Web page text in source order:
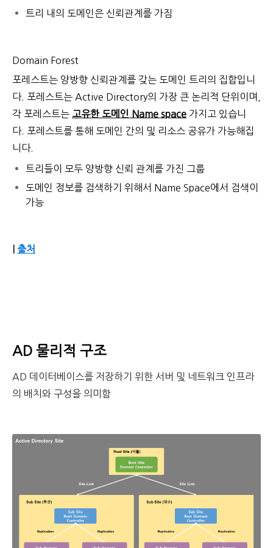
트리 내의 도메인은 신뢰관계를 가짐
Domain Forest
포레스트는 양방향 신뢰관계를 갖는 도메인 트리의 집합입니
다.
포레스트는 Active Directory의 가장 큰 논리적 단위이며,
각 포레스트는 고유한 도메인 Name space 가지고 있습니
다.
포레스트를 통해 도메인 간의 및 리소스 공유가 가능해집
니다.
트리들이 모두 양방향 신뢰 관계를 가진 그룹
도메인 정보를 검색하기 위해서
Name Space에서 검색이
가능
출처
AD 물리적 구조
AD 데이터베이스를 저장하기 위한 서버 및 네트워크 인프라
의 배치와 구성을 의미함